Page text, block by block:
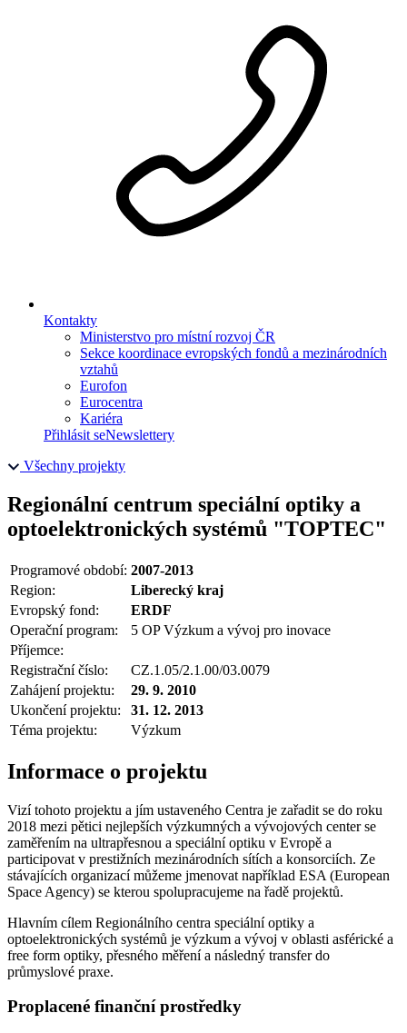
Kontakty
Ministerstvo pro místní rozvoj ČR
Sekce koordinace evropských fondů a mezinárodních
vztahů
Eurofon
Eurocentra
Kariéra
Přihlásit seNewslettery
Všechny projekty
Regionální centrum speciální optiky a
optoelektronických systémů "TOPTEC"
Programové období: 2007-2013
Region:
Liberecký kraj
Evropský fond:
ERDF
Operační program:
5 OP Výzkum a vývoj pro inovace
Příjemce:
Registrační číslo:
CZ.1.05/2.1.00/03.0079
Zahájení projektu:
29. 9. 2010
Ukončení projektu:
31. 12. 2013
Téma projektu:
Výzkum
Informace o projektu
Vizí tohoto projektu a jím ustaveného Centra je zařadit se do roku
2018 mezi pětici nejlepších výzkumných a vývojových center se
zaměřením na ultrapřesnou a speciální optiku v Evropě a
participovat v prestižních mezinárodních sítích a konsorciích. Ze
stávajících organizací můžeme jmenovat například ESA (European
Space Agency) se kterou spolupracujeme na řadě projektů.
Hlavním cílem Regionálního centra speciální optiky a
optoelektronických systémů je výzkum a vývoj v oblasti asférické a
free form optiky, přesného měření a následný transfer do
průmyslové praxe.
Proplacené finanční prostředky